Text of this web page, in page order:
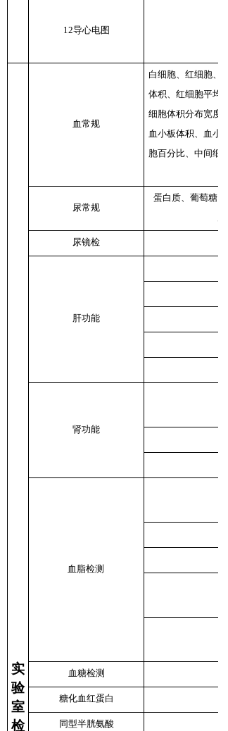
12导心电图
实
验
室
检
血常规
白细胞、红细胞、
体积、红细胞平均
细胞体积分布宽度
血小板体积、血小
胞百分比、中间细
尿常规
蛋白质、葡萄糖
尿镜检
肝功能
肾功能
血脂检测
血糖检测
糖化血红蛋白
同型半胱氨酸